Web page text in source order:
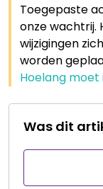
Toegepaste
onze wachtrij.
wijzigingen
worden
Hoelang
Was dit